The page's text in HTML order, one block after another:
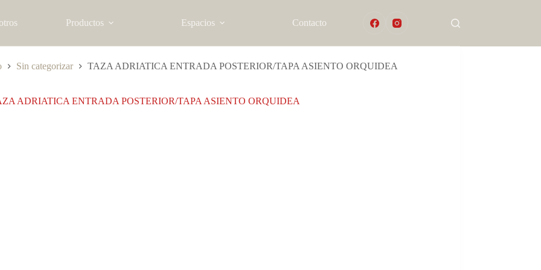
Productos Espacios Contacto
Sin categorizar TAZA ADRIATICA ENTRADA POSTERIOR/TAPA ASIENTO ORQUIDEA